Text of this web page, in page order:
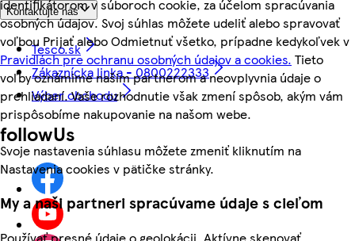
identifikátorom v súboroch cookie, za účelom spracúvania
osobných údajov. Svoj súhlas môžete udeliť alebo spravovať
voľbou Prijať alebo Odmietnuť všetko, prípadne kedykoľvek v
Pravidlách pre ochranu osobných údajov a cookies. Tieto
voľby oznámime našim partnerom a neovplyvnia údaje o
prehliadaní. Vaše rozhodnutie však zmení spôsob, akým vám
prispôsobíme nakupovanie na našom webe.
Svoje nastavenia súhlasu môžete zmeniť kliknutím na
Nastavenia cookies v pätičke stránky.
My a naši partneri spracúvame údaje s cieľom
Kontaktujte nás
Tesco.sk
Zákaznícka linka - 0800222333
Výber obchodu
followUs